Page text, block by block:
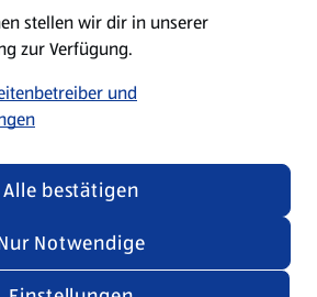
Security Policy
stellen wir dir in unserer
zur Verfügung.
und
Notwendige
Alle bestätigen